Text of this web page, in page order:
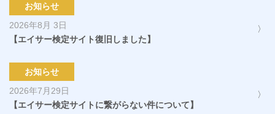
お知らせ
2026年8月 3日
【エイサー検定サイト復旧しました】
お知らせ
2026年7月29日
【エイサー検定サイトに繋がらない件について】